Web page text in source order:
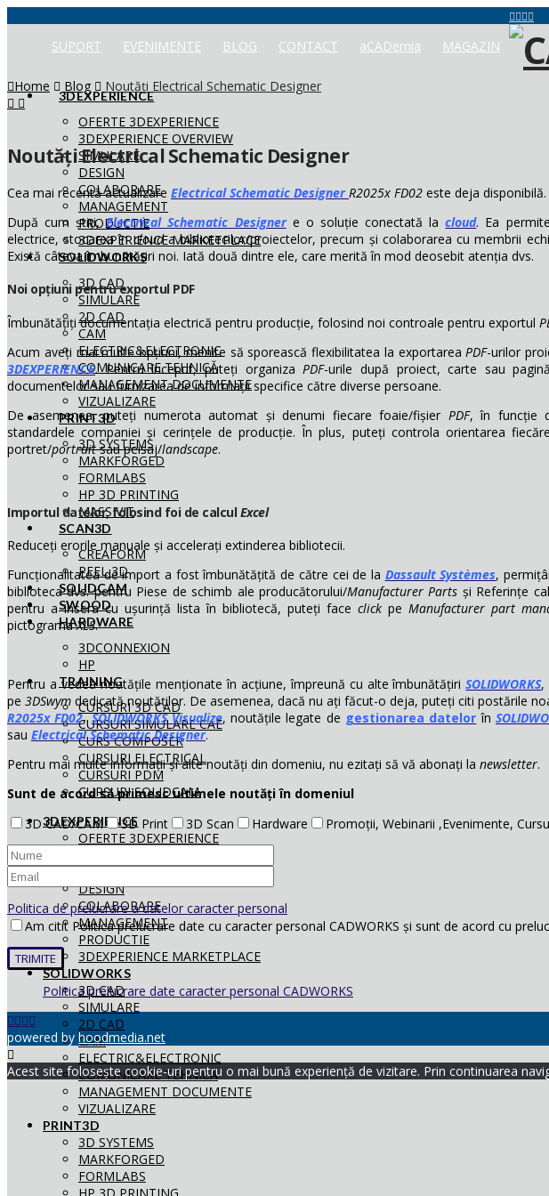
SUPORT EVENIMENTE BLOG CONTACT aCADemia MAGAZIN
3DEXPERIENCE
OFERTE 3DEXPERIENCE
3DEXPERIENCE OVERVIEW
SIMULARE
DESIGN
COLABORARE
MANAGEMENT
PRODUCTIE
3DEXPERIENCE MARKETPLACE
SOLIDWORKS
3D CAD
SIMULARE
2D CAD
CAM
ELECTRIC&ELECTRONIC
COMUNICARE TEHNICĂ
MANAGEMENT DOCUMENTE
VIZUALIZARE
PRINT3D
3D SYSTEMS
MARKFORGED
FORMLABS
HP 3D PRINTING
MASSIVIT
SCAN3D
CREAFORM
PEEL 3D
SOLIDCAM
SWOOD
HARDWARE
3DCONNEXION
HP
TRAINING
CURSURI 3D CAD
CURSURI SIMULARE CAE
CURS COMPOSER
CURSURI ELECTRICAL
CURSURI PDM
CURSURI SOLIDCAM
3DEXPERIENCE
OFERTE 3DEXPERIENCE
SIMULARE
DESIGN
COLABORARE
MANAGEMENT
PRODUCTIE
3DEXPERIENCE MARKETPLACE
SOLIDWORKS
3D CAD
SIMULARE
2D CAD
CAM
ELECTRIC&ELECTRONIC
COMUNICARE TEHNICĂ
MANAGEMENT DOCUMENTE
VIZUALIZARE
PRINT3D
3D SYSTEMS
MARKFORGED
FORMLABS
Home Blog Noutăți Electrical Schematic Designer
Noutăți Electrical Schematic Designer
Cea mai recentă actualizare Electrical Schematic Designer R2025x FD02 este deja disponibilă.
După cum știți,Electrical Schematic Designere o soluție conectată lacloud. Ea
electrice, stocarea înclouda bibliotecilor/proiectelor, precum și colaborarea cu membrii
Există câteva îmbunătățiri noi. Iată două dintre ele, care merită în mod deosebit atenția dvs.
Noi opțiuni pentru exportul PDF
Îmbunătățiți documentația electrică pentru producție, folosind noi controale pentru exportul
Acum aveți mai multe opțiuni, menite să sporească flexibilitatea la exportareaPDF-urilor
3DEXPERIENCE. Pentru început, puteți organizaPDF-urile după proiect, carte sau
documentelor sau furnizarea de informații specifice către diverse persoane.
De asemenea, puteți numerota automat și denumi fiecare foaie/fișier PDF, în funcție
standardele companiei și cerințele de producție. În plus, puteți controla orientarea
portret/portraitsau peisaj/landscape.
Importul datelor, folosind foi de calcul Excel
Reduceți erorile manuale și accelerați extinderea bibliotecii.
Funcționalitatea de import a fost îmbunătățită de către cei de la Dassault Systèmes,
biblioteca dvs. pentru Piese de schimb ale producătorului/Manufacturer Parts și Referințe
pentru a insera cu ușurință lista în bibliotecă, puteți faceclick peManufacturer part
pictogramaXLS.
Pentru a vedea noutățile menționate în acțiune, împreună cu alte îmbunătățiriSOLIDWORKS,
pe3DSwym dedicată noutăților. De asemenea, dacă nu ați făcut-o deja, puteți citi postările
R2025x FD02,SOLIDWORKS Visualize, noutățile legate de gestionarea datelor în
sau Electrical Schematic Designer.
Pentru mai multe informații și alte noutăți din domeniu, nu ezitați să vă abonați la newsletter.
Sunt de acord să primesc ultimele noutăți în domeniul
3D CAD/CAM
3D Print 3D Scan Hardware Promoții, Webinarii ,Evenimente,
Politica de prelucrare a datelor caracter personal
Am citit Politica prelucrare date cu caracter personal CADWORKS și sunt de acord cu
Politica prelucrare date caracter personal CADWORKS
powered by hoodmedia.net
Acest site folosește cookie-uri pentru o mai bună experiență de vizitare. Prin continuarea